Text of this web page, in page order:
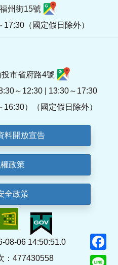
州街15號
（國定假日除外）
市省府路4號
～12:30 | 13:30～17:30
16:30）（國定假日除外）
料開放宣告
政策
全政策
08-06 14:50:51.0
：477430558